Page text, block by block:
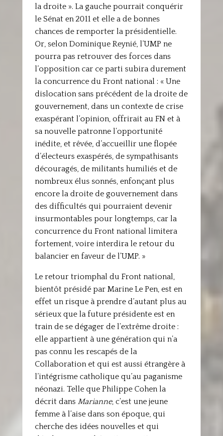
la droite ». La gauche pourrait conquérir
le Sénat en 2011 et elle a de bonnes
chances de remporter la présidentielle.
Or, selon Dominique Reynié, l’UMP ne
pourra pas retrouver des forces dans
l’opposition car ce parti subira durement
la concurrence du Front national : « Une
dislocation sans précédent de la droite de
gouvernement, dans un contexte de crise
exaspérant l’opinion, offrirait au FN et à
sa nouvelle patronne l’opportunité
inédite, et rêvée, d’accueillir une flopée
d’électeurs exaspérés, de sympathisants
découragés, de militants humiliés et de
nombreux élus sonnés, enfonçant plus
encore la droite de gouvernement dans
des difficultés qui pourraient devenir
insurmontables pour longtemps, car la
concurrence du Front national limitera
fortement, voire interdira le retour du
balancier en faveur de l’UMP. »
Le retour triomphal du Front national,
bientôt présidé par Marine Le Pen, est en
effet un risque à prendre d’autant plus au
sérieux que la future présidente est en
train de se dégager de l’extrême droite :
elle appartient à une génération qui n’a
pas connu les rescapés de la
Collaboration et qui est aussi étrangère à
l’intégrisme catholique qu’au paganisme
néonazi. Telle que Philippe Cohen la
décrit dans Marianne, c’est une jeune
femme à l’aise dans son époque, qui
cherche des idées nouvelles et qui